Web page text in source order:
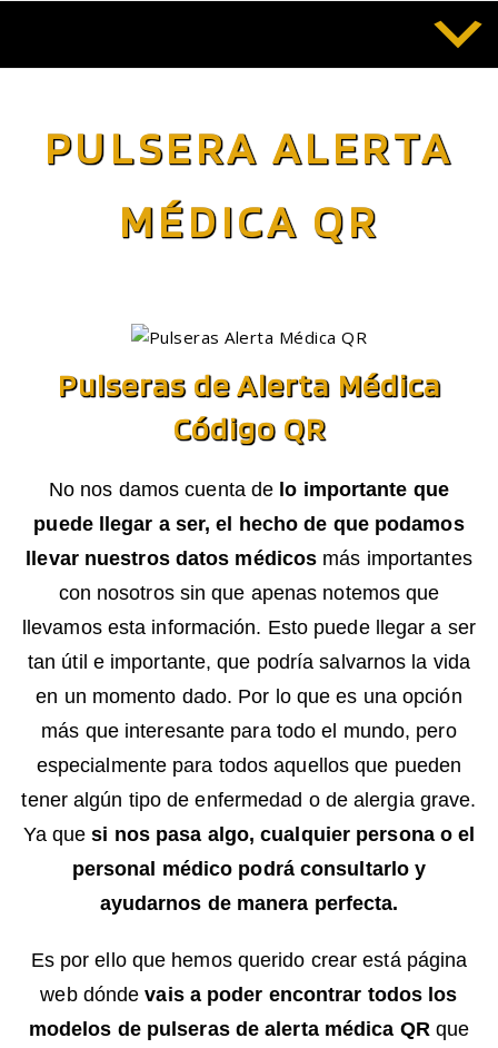
contenido
PULSERA ALERTA
MÉDICA QR
Pulseras de Alerta Médica
Código QR
No nos damos cuenta de lo importante que
puede llegar a ser, el hecho de que podamos
llevar nuestros datos médicos más importantes
con nosotros sin que apenas notemos que
llevamos esta información. Esto puede llegar a ser
tan útil e importante, que podría salvarnos la vida
en un momento dado. Por lo que es una opción
más que interesante para todo el mundo, pero
especialmente para todos aquellos que pueden
tener algún tipo de enfermedad o de alergia grave.
Ya quesi nos pasa algo, cualquier persona o el
personal médico podrá consultarlo y
ayudarnos de manera perfecta.
Es por ello que hemos querido crear está página
web dóndevais a poder encontrar todos los
modelos de pulseras de alerta médica QR que